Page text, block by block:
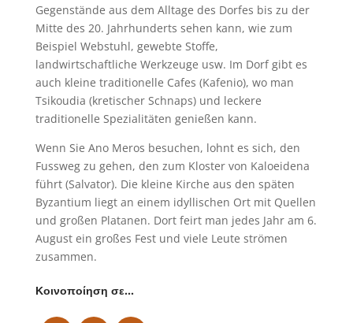
Gegenstände aus dem Alltage des Dorfes bis zu der
Mitte des 20. Jahrhunderts sehen kann, wie zum
Beispiel Webstuhl, gewebte Stoffe,
landwirtschaftliche Werkzeuge usw. Im Dorf gibt es
auch kleine traditionelle Cafes (Kafenio), wo man
Tsikoudia (kretischer Schnaps) und leckere
traditionelle Spezialitäten genießen kann.
Wenn Sie Ano Meros besuchen, lohnt es sich, den
Fussweg zu gehen, den zum Kloster von Kaloeidena
führt (Salvator). Die kleine Kirche aus den späten
Byzantium liegt an einem idyllischen Ort mit Quellen
und großen Platanen. Dort feirt man jedes Jahr am 6.
August ein großes Fest und viele Leute strömen
zusammen.
Κοινοποίηση σε…